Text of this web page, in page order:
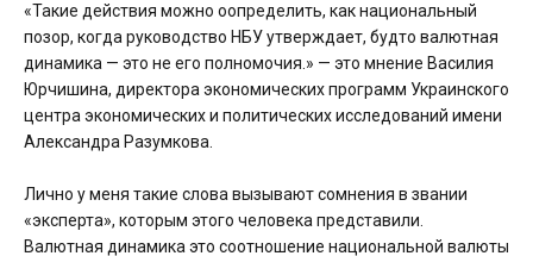
«Такие действия можно оопределить, как национальный
позор, когда руководство НБУ утверждает, будто валютная
динамика — это не его полномочия.» — это мнение Василия
Юрчишина, директора экономических программ Украинского
центра экономических и политических исследований имени
Александра Разумкова.
Лично у меня такие слова вызывают сомнения в звании
«эксперта», которым этого человека представили.
Валютная динамика это соотношение национальной валюты